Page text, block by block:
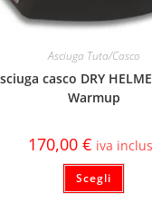
Asciuga Tuta/Casco
casco DRY
Warmup
170,00 € iva
Scegli